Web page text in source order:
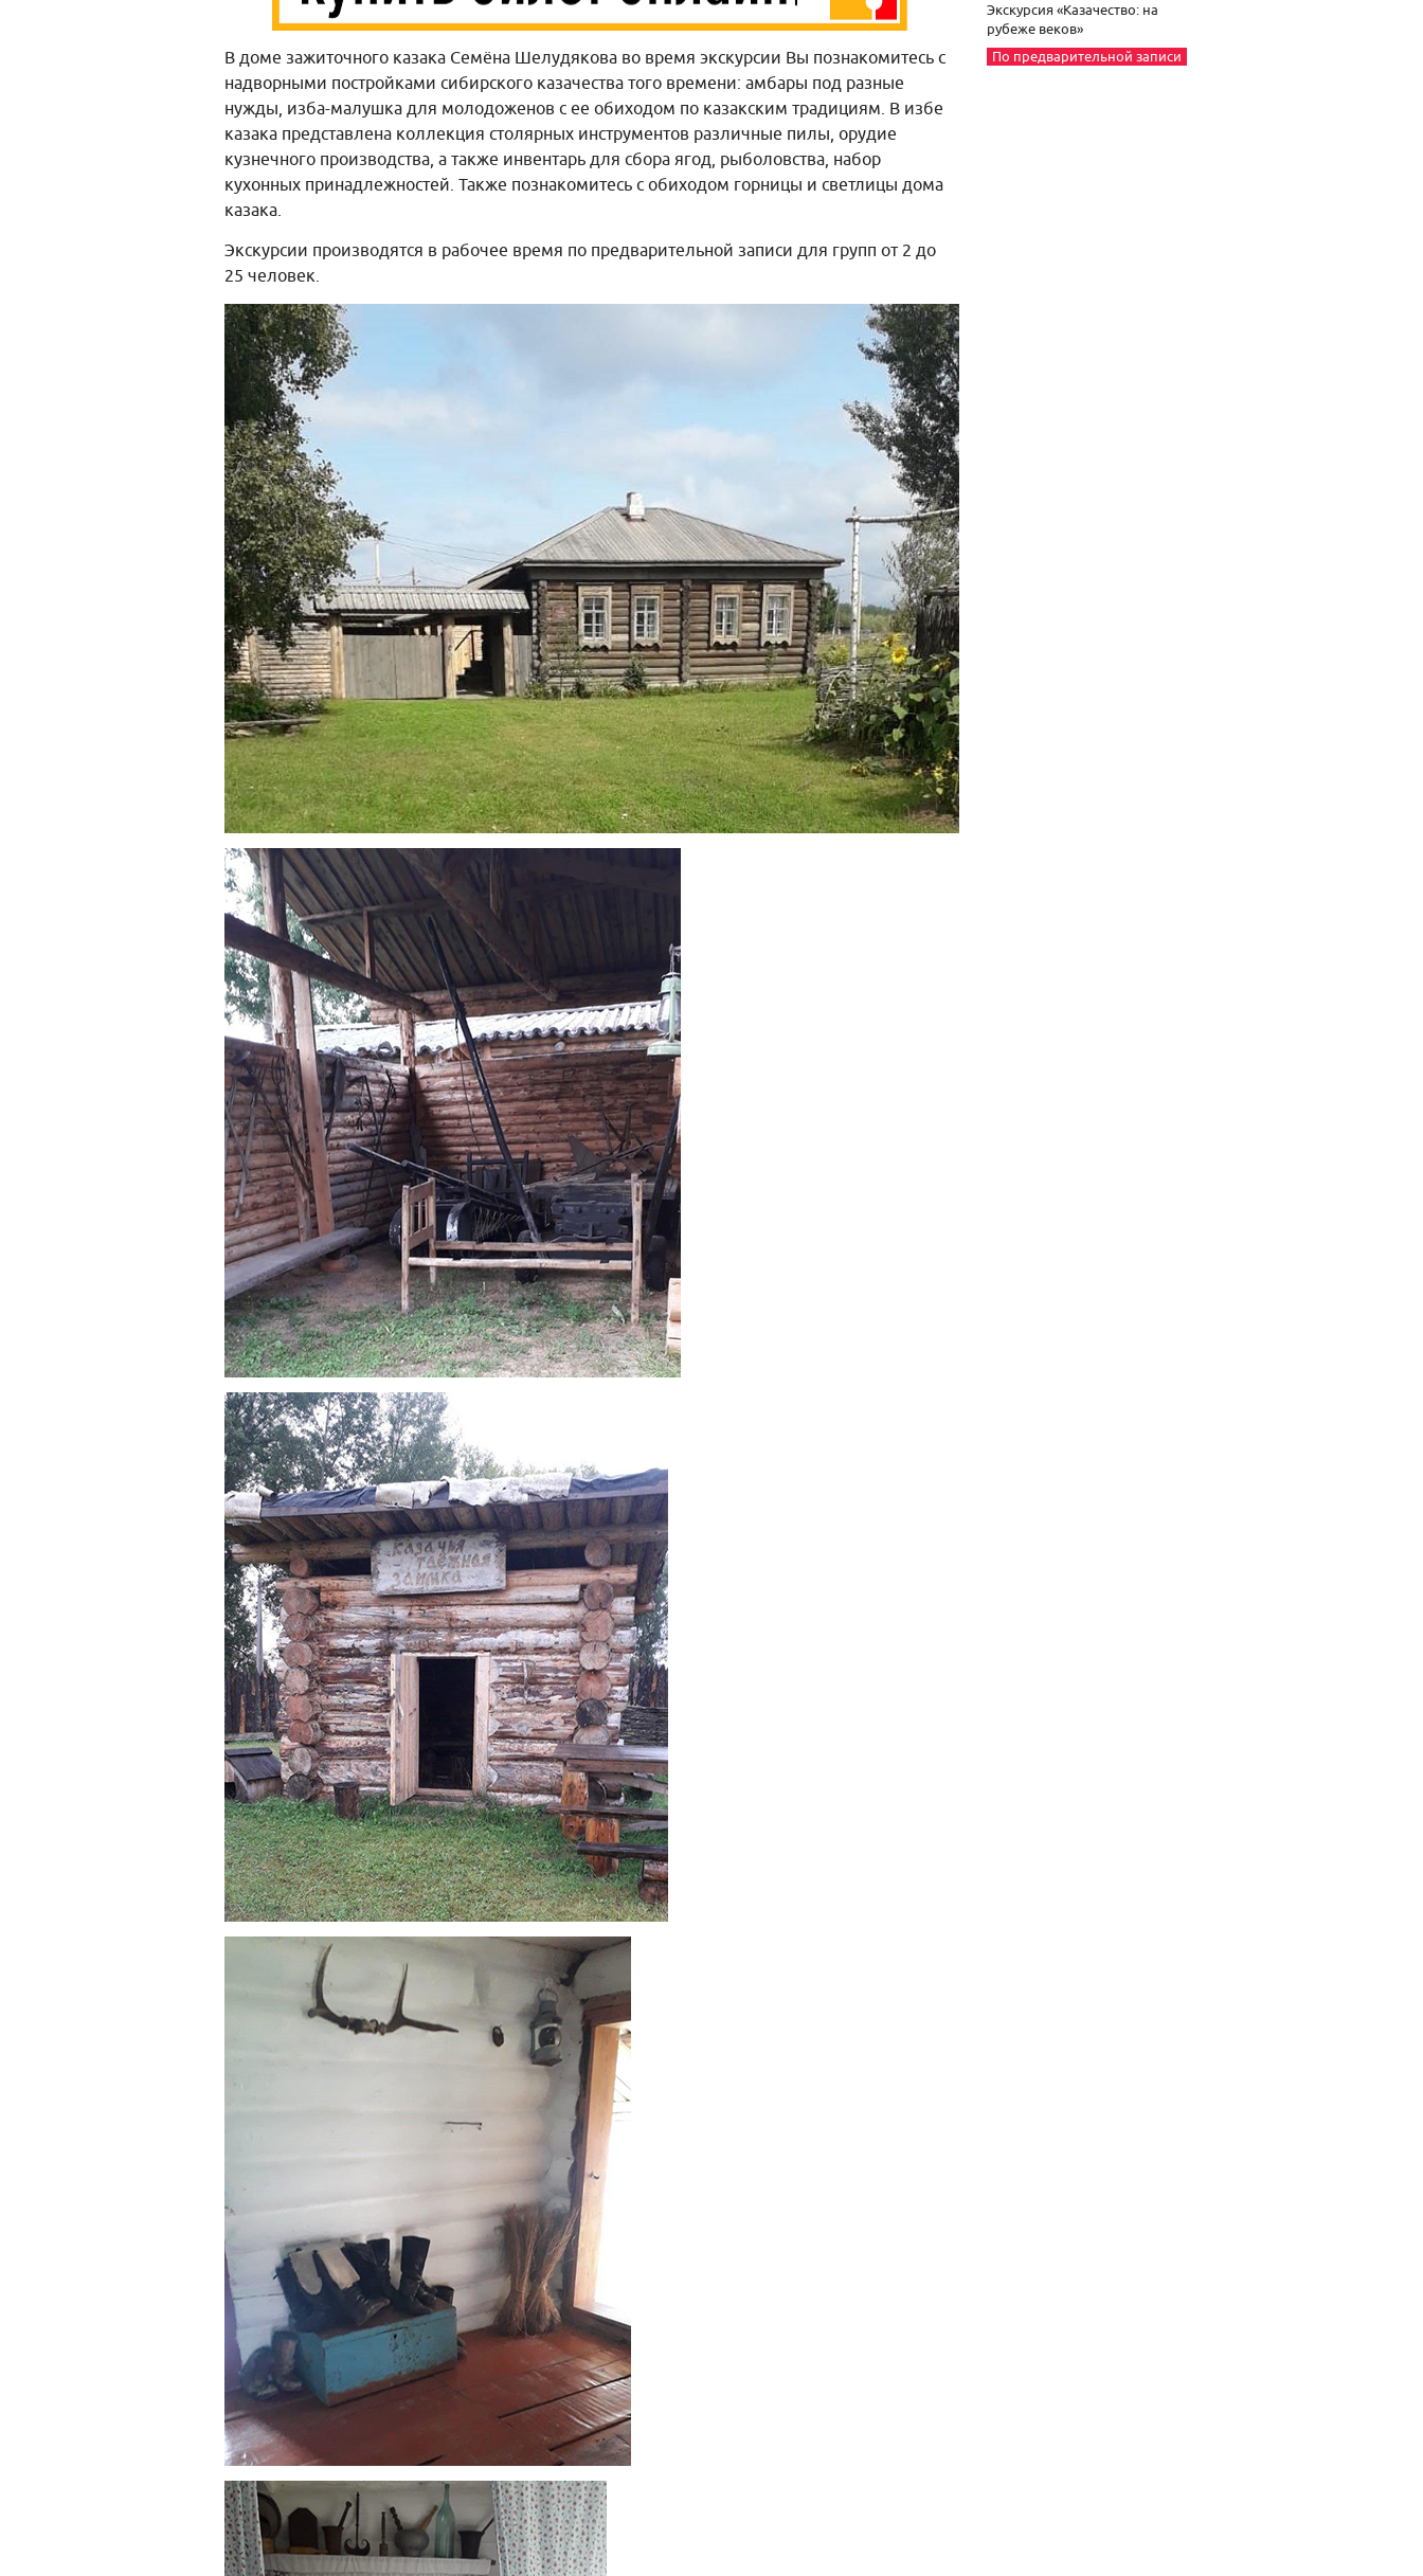
В доме зажиточного казака Семёна Шелудякова во время экскурсии Вы познакомитесь с
надворными постройками сибирского казачества того времени: амбары под разные
нужды, изба-малушка для молодоженов с ее обиходом по казакским традициям. В избе
казака представлена коллекция столярных инструментов различные пилы, орудие
кузнечного производства, а также инвентарь для сбора ягод, рыболовства, набор
кухонных принадлежностей. Также познакомитесь с обиходом горницы и светлицы дома
казака.
Экскурсии производятся в рабочее время по предварительной записи для групп от 2 до
25 человек.
Экскурсия «Казачество: на
рубеже веков»
По предварительной записи